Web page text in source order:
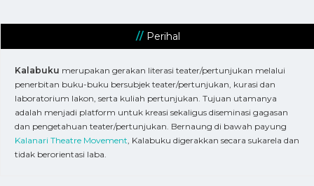
Perihal
Kalabuku merupakan gerakan literasi teater/pertunjukan melalui
penerbitan buku-buku bersubjek teater/pertunjukan, kurasi dan
laboratorium lakon, serta kuliah pertunjukan. Tujuan utamanya
adalah menjadi platform untuk kreasi sekaligus diseminasi gagasan
dan pengetahuan teater/pertunjukan. Bernaung di bawah payung
Kalanari Theatre Movement, Kalabuku digerakkan secara sukarela dan
tidak berorientasi laba.